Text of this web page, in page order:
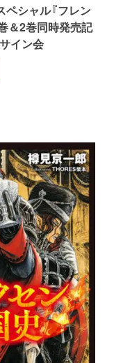
シャル『フレン
＆2巻同時発売記
イン会